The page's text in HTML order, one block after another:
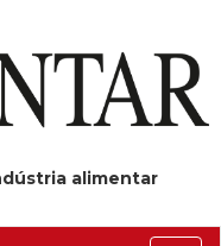
alimentar